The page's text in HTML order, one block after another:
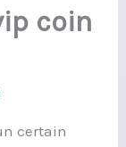
coin
certain